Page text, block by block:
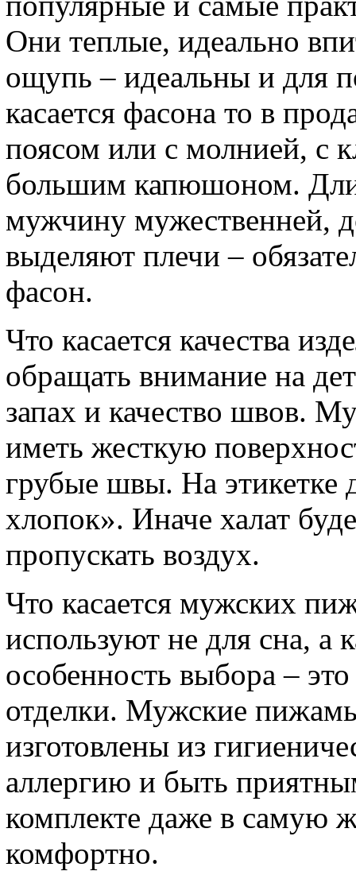
Они теплые, идеально
ощупь – идеальны и для
касается фасона то в
поясом или с молнией, с
большим капюшоном.
мужчину мужественней,
выделяют плечи –
фасон.
Что касается качества
обращать внимание на
запах и качество швов.
иметь жесткую
грубые швы. На этикетке
хлопок». Иначе халат
пропускать воздух.
Что касается мужских
используют не для сна,
особенность выбора –
отделки. Мужские
изготовлены из
аллергию и быть
комплекте даже в самую
комфортно.